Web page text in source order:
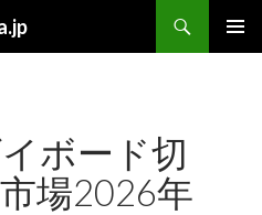
ボード切
場2026年